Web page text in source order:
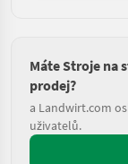
Máte Stroje na
prodej?
a Landwirt.com
uživatelů.